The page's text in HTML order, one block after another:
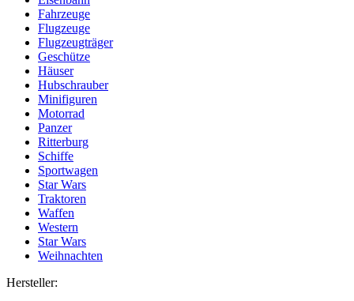
Fahrzeuge
Flugzeuge
Flugzeugträger
Geschütze
Häuser
Hubschrauber
Minifiguren
Motorrad
Panzer
Ritterburg
Schiffe
Sportwagen
Star Wars
Traktoren
Waffen
Western
Star Wars
Weihnachten
Hersteller: